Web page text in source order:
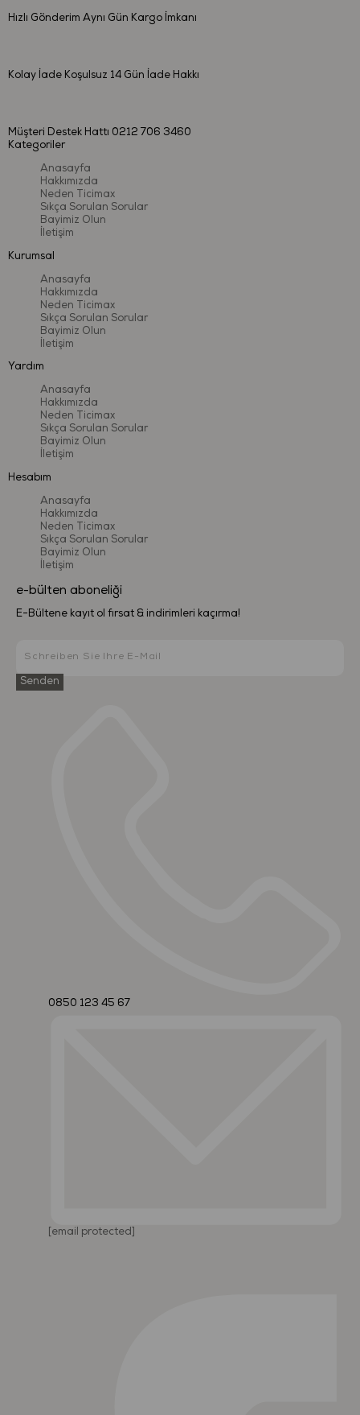
Hızlı Gönderim Aynı Gün Kargo İmkanı
Kolay İade Koşulsuz 14 Gün İade Hakkı
Müşteri Destek Hattı 0212 706 3460
Kategoriler
Anasayfa
Hakkımızda
Neden Ticimax
Sıkça Sorulan Sorular
Bayimiz Olun
İletişim
Kurumsal
Anasayfa
Hakkımızda
Neden Ticimax
Sıkça Sorulan Sorular
Bayimiz Olun
İletişim
Yardım
Anasayfa
Hakkımızda
Neden Ticimax
Sıkça Sorulan Sorular
Bayimiz Olun
İletişim
Hesabım
Anasayfa
Hakkımızda
Neden Ticimax
Sıkça Sorulan Sorular
Bayimiz Olun
İletişim
e-bülten aboneliği
E-Bültene kayıt ol fırsat & indirimleri kaçırma!
Senden
0850 123 45 67
[email protected]